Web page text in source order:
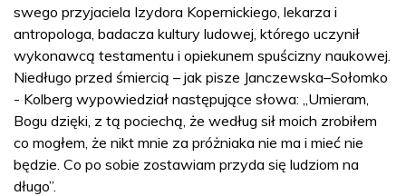
swego przyjaciela Izydora Kopernickiego, lekarza i
antropologa, badacza kultury ludowej, którego uczynił
wykonawcą testamentu i opiekunem spuścizny naukowej.
Niedługo przed śmiercią – jak pisze Janczewska–Sołomko
- Kolberg wypowiedział następujące słowa: „Umieram,
Bogu dzięki, z tą pociechą, że według sił moich zrobiłem
co mogłem, że nikt mnie za próżniaka nie ma i mieć nie
będzie. Co po sobie zostawiam przyda się ludziom na
długo”.